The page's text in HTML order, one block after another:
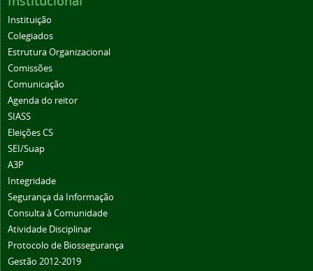
Instituição
Colegiados
Estrutura Organizacional
Comissões
Comunicação
Agenda do reitor
SIASS
Eleições CS
SEI/Suap
A3P
Integridade
Segurança da Informação
Consulta à Comunidade
Atividade Disciplinar
Protocolo de Biossegurança
Gestão 2012-2019